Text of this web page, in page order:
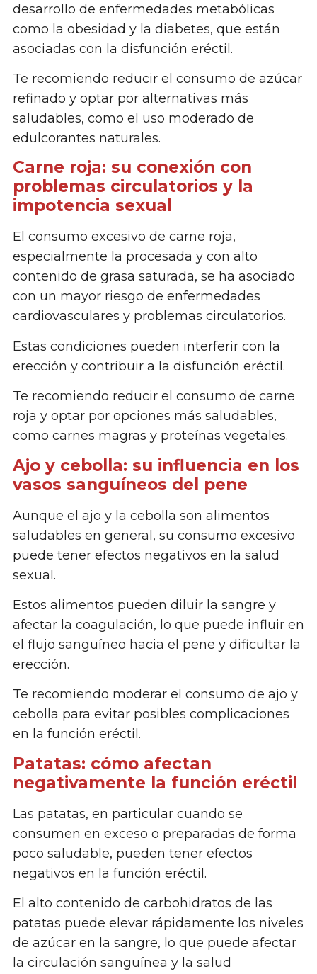
desarrollo de enfermedades metabólicas
como la obesidad y la diabetes, que están
asociadas con la disfunción eréctil.
Te recomiendo reducir el consumo de azúcar
refinado y optar por alternativas más
saludables, como el uso moderado de
edulcorantes naturales.
Carne roja: su conexión con
problemas circulatorios y la
impotencia sexual
El consumo excesivo de carne roja,
especialmente la procesada y con alto
contenido de grasa saturada, se ha asociado
con un mayor riesgo de enfermedades
cardiovasculares y problemas circulatorios.
Estas condiciones pueden interferir con la
erección y contribuir a la disfunción eréctil.
Te recomiendo reducir el consumo de carne
roja y optar por opciones más saludables,
como carnes magras y proteínas vegetales.
Ajo y cebolla: su influencia en los
vasos sanguíneos del pene
Aunque el ajo y la cebolla son alimentos
saludables en general, su consumo excesivo
puede tener efectos negativos en la salud
sexual.
Estos alimentos pueden diluir la sangre y
afectar la coagulación, lo que puede influir en
el flujo sanguíneo hacia el pene y dificultar la
erección.
Te recomiendo moderar el consumo de ajo y
cebolla para evitar posibles complicaciones
en la función eréctil.
Patatas: cómo afectan
negativamente la función eréctil
Las patatas, en particular cuando se
consumen en exceso o preparadas de forma
poco saludable, pueden tener efectos
negativos en la función eréctil.
El alto contenido de carbohidratos de las
patatas puede elevar rápidamente los niveles
de azúcar en la sangre, lo que puede afectar
la circulación sanguínea y la salud